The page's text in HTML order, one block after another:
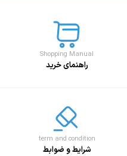
Shopping Manual
راهنمای خرید
term and condition
شرایط و ضوابط